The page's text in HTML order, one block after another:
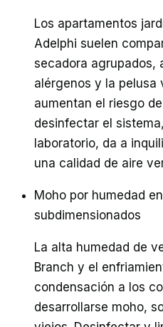
Los apartamentos
Adelphi suelen
secadora agrupados,
alérgenos y la pelusa
aumentan el riesgo
desinfectar el
laboratorio, da a
una calidad de aire
Moho por humedad
subdimensionados
La alta humedad de
Branch y el
condensación a los
desarrollarse moho,